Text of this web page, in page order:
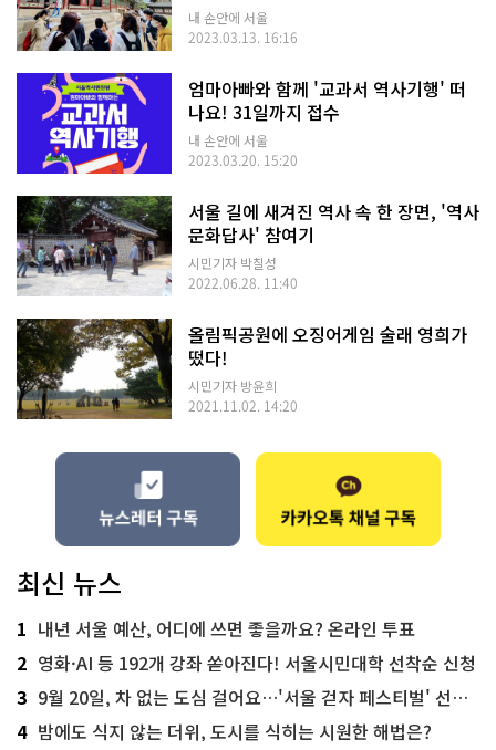
내 손안에 서울
2023.03.13. 16:16
엄마아빠와 함께 '교과서 역사기행' 떠
나요! 31일까지 접수
내 손안에 서울
2023.03.20. 15:20
서울 길에 새겨진 역사 속 한 장면, '역사
문화답사' 참여기
시민기자 박칠성
2022.06.28. 11:40
올림픽공원에 오징어게임 술래 영희가
떴다!
시민기자 방윤희
2021.11.02. 14:20
최신 뉴스
1 내년 서울 예산, 어디에 쓰면 좋을까요? 온라인 투표
2 영화·AI 등 192개 강좌 쏟아진다! 서울시민대학 선착순 신청
3 9월 20일, 차 없는 도심 걸어요…'서울 걷자 페스티벌' 선착순 5천명
4 밤에도 식지 않는 더위, 도시를 식히는 시원한 해법은?